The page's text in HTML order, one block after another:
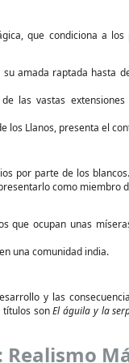
que condiciona a
amada raptada hasta
las vastas
los Llanos, presenta el
por parte de los
como miembro
que ocupan unas
una comunidad india.
y las
títulos sonEl águila y la